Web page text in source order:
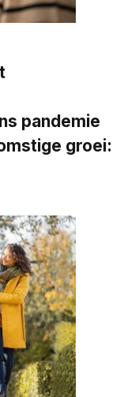
pandemie
groei: